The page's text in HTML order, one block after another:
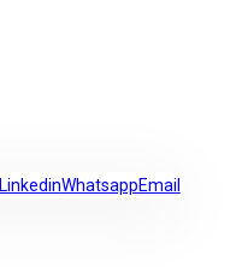
LinkedinWhatsappEmail